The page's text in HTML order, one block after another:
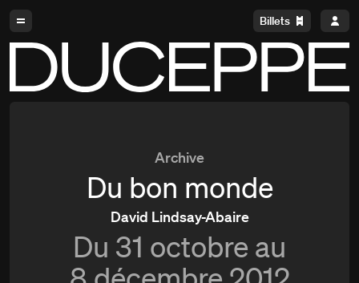
Billets
Archive
Du bon monde
David Lindsay-Abaire
Du 31 octobre au